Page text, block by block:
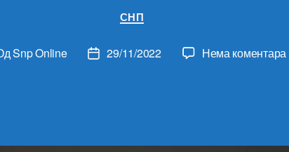
Категорије
СНП
Snp Online
Датум
29/11/2022 Нема коментара